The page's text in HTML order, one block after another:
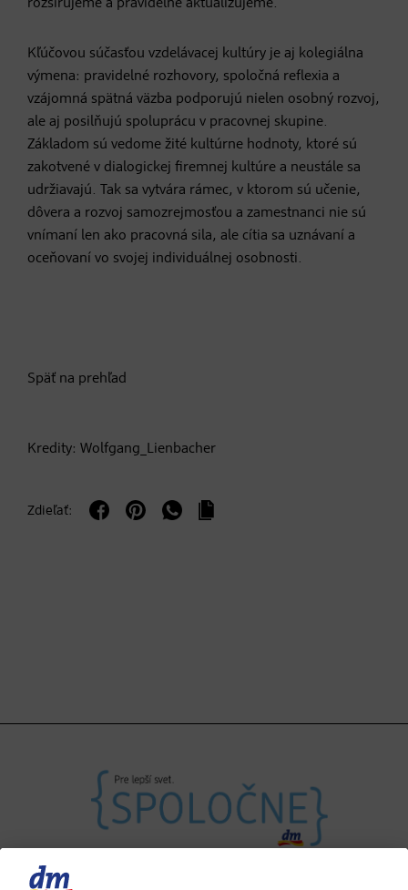
rozširujeme a pravidelne aktualizujeme.
Kľúčovou súčasťou vzdelávacej kultúry je aj kolegiálna
výmena: pravidelné rozhovory, spoločná reflexia a
vzájomná spätná väzba podporujú nielen osobný rozvoj,
ale aj posilňujú spoluprácu v pracovnej skupine.
Základom sú vedome žité kultúrne hodnoty, ktoré sú
zakotvené v dialogickej firemnej kultúre a neustále sa
udržiavajú. Tak sa vytvára rámec, v ktorom sú učenie,
dôvera a rozvoj samozrejmosťou a zamestnanci nie sú
vnímaní len ako pracovná sila, ale cítia sa uznávaní a
oceňovaní vo svojej individuálnej osobnosti.
Späť na prehľad
Kredity: Wolfgang_Lienbacher
Zdieľať: